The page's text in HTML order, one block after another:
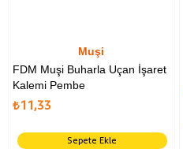
Muşi
FDM Muşi Buharla Uçan İşaret
Kalemi Pembe
₺11,33
Sepete Ekle